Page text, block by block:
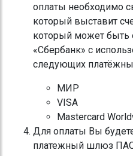
оплаты необходимо
который выставит
который может быть
«Сбербанк» с
следующих
МИР
VISA
Mastercard
Для оплаты Вы
платежный шлюз